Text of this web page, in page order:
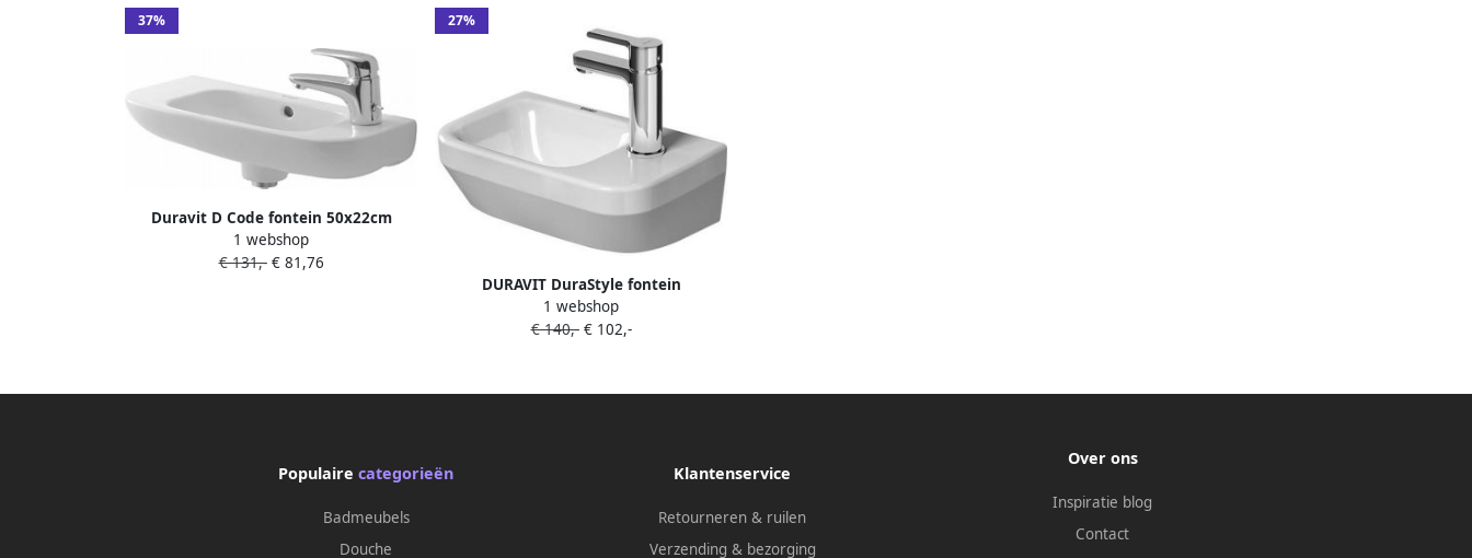
37%
Duravit D Code fontein 50x22cm
inclusief kraangat rechts wit
07065000082
1 webshop
€ 131,-€ 81,76
27%
DURAVIT DuraStyle fontein
360x220mm zonder overloop met
kraangaat rechts
1 webshop
€ 140,-€ 102,-
Populaire categorieën
Badmeubels
Douche
Klantenservice
Retourneren & ruilen
Verzending & bezorging
Over ons
Inspiratie blog
Contact